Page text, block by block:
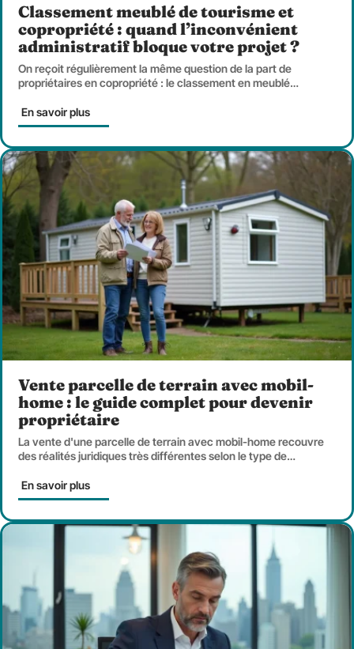
Classement meublé de tourisme et
copropriété : quand l’inconvénient
administratif bloque votre projet ?
On reçoit régulièrement la même question de la part de
propriétaires en copropriété : le classement en meublé…
En savoir plus
Vente parcelle de terrain avec mobil-
home : le guide complet pour devenir
propriétaire
La vente d'une parcelle de terrain avec mobil-home recouvre
des réalités juridiques très différentes selon le type de…
En savoir plus